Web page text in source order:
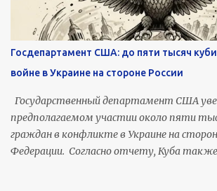
Госдепартамент США: до пяти тысяч
войне в Украине на стороне России
Государственный департамент США
предполагаемом участии около пяти
граждан в конфликте в Украине на
Федерации. Согласно отчету, Куба